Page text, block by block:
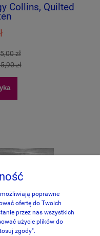
Collins, Quilted
zł
zł
poprawne
ofertę do Twoich
przez nas wszystkich
użycie plików do
zgody".